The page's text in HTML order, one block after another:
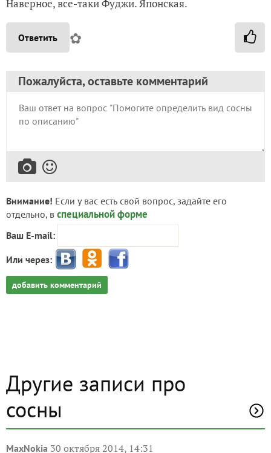
Наверное, все-таки Фуджи. Японская.
Ответить ✿
Пожалуйста, оставьте комментарий
Внимание! Если у вас есть свой вопрос, задайте его
отдельно, в специальной форме
Ваш E-mail:
Или через:
добавить комментарий
Другие записи про
сосны
MaxNokia 30 октября 2014, 14:31